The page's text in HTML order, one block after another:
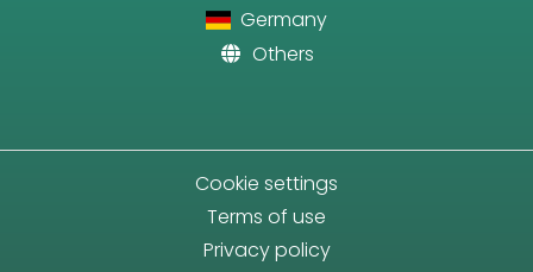
Germany
Others
Cookie settings
Terms of use
Privacy policy